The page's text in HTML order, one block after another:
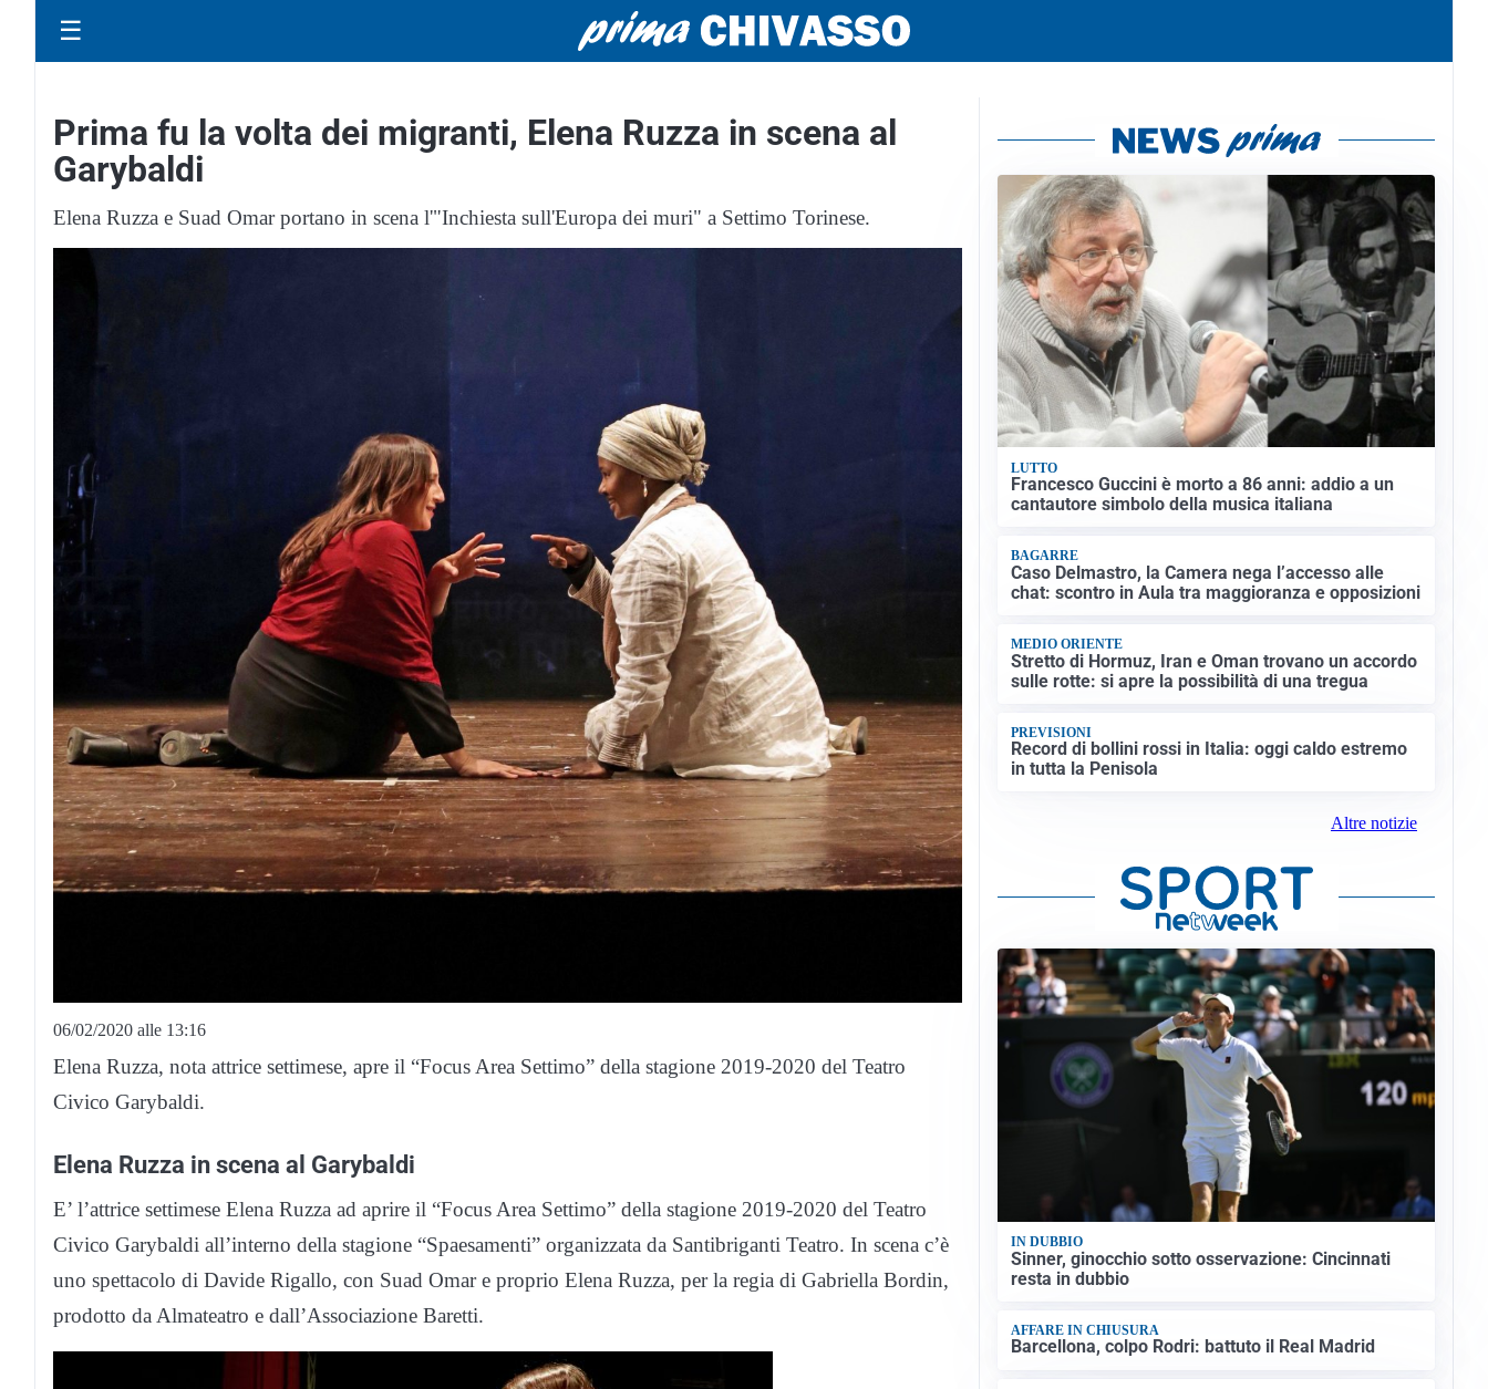
☰
Prima fu la volta dei migranti, Elena Ruzza in scena al
Garybaldi
Elena Ruzza e Suad Omar portano in scena l'"Inchiesta sull'Europa dei muri" a Settimo Torinese.
06/02/2020 alle 13:16
Elena Ruzza, nota attrice settimese, apre il “Focus Area Settimo” della stagione 2019-2020 del Teatro
Civico Garybaldi.
Elena Ruzza in scena al Garybaldi
E’ l’attrice settimese Elena Ruzza ad aprire il “Focus Area Settimo” della stagione 2019-2020 del Teatro
Civico Garybaldi all’interno della stagione “Spaesamenti” organizzata da Santibriganti Teatro. In scena c’è
uno spettacolo di Davide Rigallo, con Suad Omar e proprio Elena Ruzza, per la regia di Gabriella Bordin,
prodotto da Almateatro e dall’Associazione Baretti.
LUTTO
Francesco Guccini è morto a 86 anni: addio a un
cantautore simbolo della musica italiana
BAGARRE
Caso Delmastro, la Camera nega l’accesso alle
chat: scontro in Aula tra maggioranza e opposizioni
MEDIO ORIENTE
Stretto di Hormuz, Iran e Oman trovano un accordo
sulle rotte: si apre la possibilità di una tregua
PREVISIONI
Record di bollini rossi in Italia: oggi caldo estremo
in tutta la Penisola
Altre notizie
IN DUBBIO
Sinner, ginocchio sotto osservazione: Cincinnati
resta in dubbio
AFFARE IN CHIUSURA
Barcellona, colpo Rodri: battuto il Real Madrid